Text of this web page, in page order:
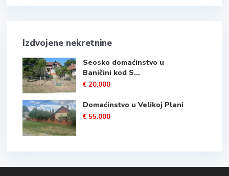
Izdvojene nekretnine
Seosko domaćinstvo u
Baničini kod S...
€ 20.000
Domaćinstvo u Velikoj Plani
€ 55.000